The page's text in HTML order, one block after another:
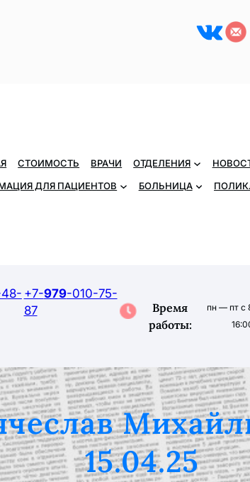
VK
СТОИМОСТЬ ВРАЧИ ОТДЕЛЕНИЯ
ДЛЯ ПАЦИЕНТОВ
БОЛЬНИЦА
+7-979-010-75-
87
Время
работы:
пн — пт с
15.04.25